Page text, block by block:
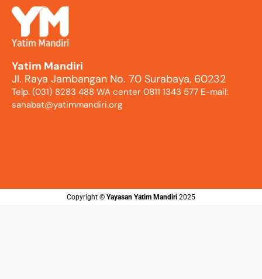
Yatim Mandiri
Jl. Raya Jambangan No. 70 Surabaya, 60232
Telp. (031) 8283 488 WA center 0811 1343 577 E-mail:
sahabat@yatimmandiri.org
Copyright ©️ Yayasan Yatim Mandiri 2025